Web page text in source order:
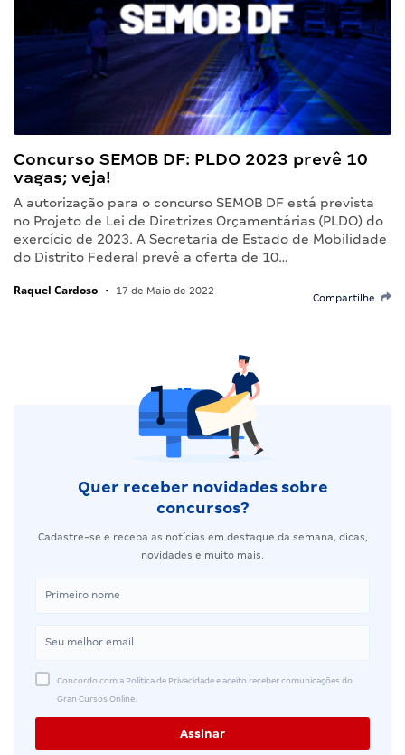
Concurso SEMOB DF: PLDO 2023 prevê 10
vagas; veja!
A autorização para o concurso SEMOB DF está prevista
no Projeto de Lei de Diretrizes Orçamentárias (PLDO) do
exercício de 2023. A Secretaria de Estado de Mobilidade
do Distrito Federal prevê a oferta de 10…
Raquel Cardoso • 17 de Maio de 2022
Compartilhe
Quer receber novidades sobre
concursos?
Cadastre-se e receba as notícias em destaque da semana, dicas,
novidades e muito mais.
Concordo com a Política de Privacidade e aceito receber comunicações do
Gran Cursos Online.